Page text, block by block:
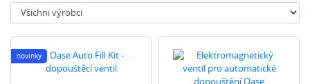
Výrobci:
novinky